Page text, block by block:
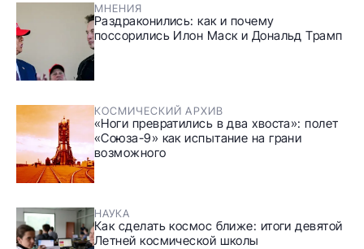
МНЕНИЯ
Раздраконились: как и почему
поссорились Илон Маск и Дональд Трамп
КОСМИЧЕСКИЙ АРХИВ
«Ноги превратились в два хвоста»: полет
«Союза-9» как испытание на грани
возможного
НАУКА
Как сделать космос ближе: итоги девятой
Летней космической школы